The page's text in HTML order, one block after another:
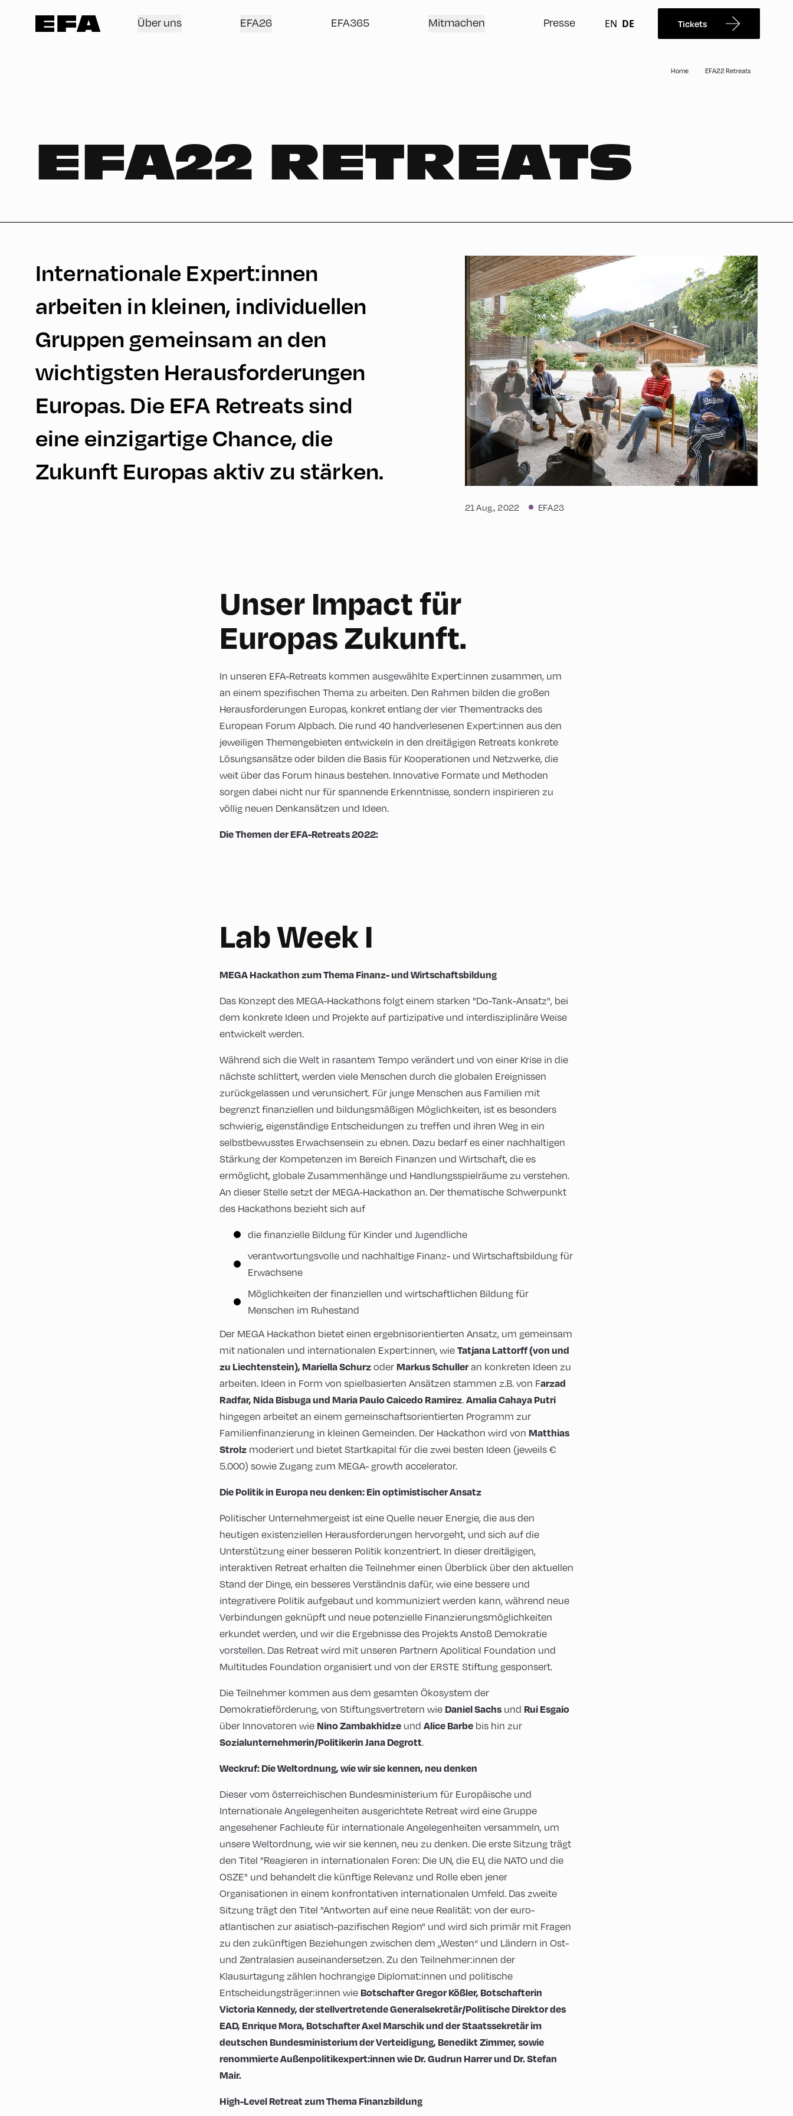
Über uns EFA26 EFA365 Mitmachen Presse EN DE Tickets
Home EFA22 Retreats
EFA22 RETREATS
Internationale Expert:innen
arbeiten in kleinen, individuellen
Gruppen gemeinsam an den
wichtigsten Herausforderungen
Europas. Die EFA Retreats sind
eine einzigartige Chance, die
Zukunft Europas aktiv zu stärken.
21 Aug., 2022 EFA23
Unser Impact für
Europas Zukunft.
In unseren EFA-Retreats kommen ausgewählte Expert:innen zusammen, um
an einem spezifischen Thema zu arbeiten. Den Rahmen bilden die großen
Herausforderungen Europas, konkret entlang der vier Thementracks des
European Forum Alpbach. Die rund 40 handverlesenen Expert:innen aus den
jeweiligen Themengebieten entwickeln in den dreitägigen Retreats konkrete
Lösungsansätze oder bilden die Basis für Kooperationen und Netzwerke, die
weit über das Forum hinaus bestehen. Innovative Formate und Methoden
sorgen dabei nicht nur für spannende Erkenntnisse, sondern inspirieren zu
völlig neuen Denkansätzen und Ideen.
Die Themen der EFA-Retreats 2022:
Lab Week I
MEGA Hackathon zum Thema Finanz- und Wirtschaftsbildung
Das Konzept des MEGA-Hackathons folgt einem starken "Do-Tank-Ansatz", bei
dem konkrete Ideen und Projekte auf partizipative und interdisziplinäre Weise
entwickelt werden.
Während sich die Welt in rasantem Tempo verändert und von einer Krise in die
nächste schlittert, werden viele Menschen durch die globalen Ereignissen
zurückgelassen und verunsichert. Für junge Menschen aus Familien mit
begrenzt finanziellen und bildungsmäßigen Möglichkeiten, ist es besonders
schwierig, eigenständige Entscheidungen zu treffen und ihren Weg in ein
selbstbewusstes Erwachsensein zu ebnen. Dazu bedarf es einer nachhaltigen
Stärkung der Kompetenzen im Bereich Finanzen und Wirtschaft, die es
ermöglicht, globale Zusammenhänge und Handlungsspielräume zu verstehen.
An dieser Stelle setzt der MEGA-Hackathon an. Der thematische Schwerpunkt
des Hackathons bezieht sich auf
die finanzielle Bildung für Kinder und Jugendliche
verantwortungsvolle und nachhaltige Finanz- und Wirtschaftsbildung für
Erwachsene
Möglichkeiten der finanziellen und wirtschaftlichen Bildung für
Menschen im Ruhestand
Der MEGA Hackathon bietet einen ergebnisorientierten Ansatz, um gemeinsam
mit nationalen und internationalen Expert:innen, wieTatjana Lattorff (von und
zu Liechtenstein), Mariella Schurzoder Markus Schulleran konkreten Ideen zu
arbeiten. Ideen in Form von spielbasierten Ansätzen stammen z.B. von Farzad
Radfar, Nida Bisbuga und Maria Paulo Caicedo Ramirez.Amalia Cahaya Putri
hingegen arbeitet an einem gemeinschaftsorientierten Programm zur
Familienfinanzierung in kleinen Gemeinden. Der Hackathon wird von Matthias
Strolz moderiert und bietet Startkapital für die zwei besten Ideen (jeweils €
5.000) sowie Zugang zum MEGA- growth accelerator.
Die Politik in Europa neu denken: Ein optimistischer Ansatz
Politischer Unternehmergeist ist eine Quelle neuer Energie, die aus den
heutigen existenziellen Herausforderungen hervorgeht, und sich auf die
Unterstützung einer besseren Politik konzentriert. In dieser dreitägigen,
interaktiven Retreat erhalten die Teilnehmer einen Überblick über den aktuellen
Stand der Dinge, ein besseres Verständnis dafür, wie eine bessere und
integrativere Politik aufgebaut und kommuniziert werden kann, während neue
Verbindungen geknüpft und neue potenzielle Finanzierungsmöglichkeiten
erkundet werden, und wir die Ergebnisse des Projekts Anstoß Demokratie
vorstellen. Das Retreat wird mit unseren Partnern Apolitical Foundation und
Multitudes Foundation organisiert und von der ERSTE Stiftung gesponsert.
Die Teilnehmer kommen aus dem gesamten Ökosystem der
Demokratieförderung, von Stiftungsvertretern wie Daniel Sachs und Rui Esgaio
über Innovatoren wie Nino Zambakhidze und Alice Barbe bis hin zur
Sozialunternehmerin/Politikerin Jana Degrott.
Weckruf: Die Weltordnung, wie wir sie kennen, neu denken
Dieser vom österreichischen Bundesministerium für Europäische und
Internationale Angelegenheiten ausgerichtete Retreat wird eine Gruppe
angesehener Fachleute für internationale Angelegenheiten versammeln, um
unsere Weltordnung, wie wir sie kennen, neu zu denken. Die erste Sitzung trägt
den Titel "Reagieren in internationalen Foren: Die UN, die EU, die NATO und die
OSZE" und behandelt die künftige Relevanz und Rolle eben jener
Organisationen in einem konfrontativen internationalen Umfeld. Das zweite
Sitzung trägt den Titel "Antworten auf eine neue Realität: von der euro-
atlantischen zur asiatisch-pazifischen Region" und wird sich primär mit Fragen
zu den zukünftigen Beziehungen zwischen dem „Westen“ und Ländern in Ost-
und Zentralasien auseinandersetzen. Zu den Teilnehmer:innen der
Klausurtagung zählen hochrangige Diplomat:innen und politische
Entscheidungsträger:innen wie Botschafter Gregor Kößler, Botschafterin
Victoria Kennedy, der stellvertretende Generalsekretär/Politische Direktor des
EAD, Enrique Mora, Botschafter Axel Marschik und der Staatssekretär im
deutschen Bundesministerium der Verteidigung, Benedikt Zimmer, sowie
renommierte Außenpolitikexpert:innen wie Dr. Gudrun Harrer und Dr. Stefan
Mair.
High-Level Retreat zum Thema Finanzbildung